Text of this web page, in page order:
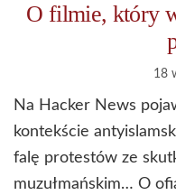
O filmie, który
18
Na Hacker News
kontekście
falę protestów ze
muzułmańskim… O